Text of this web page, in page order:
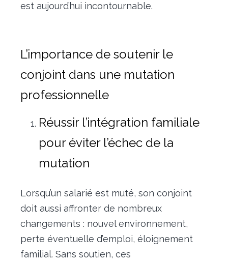
est aujourd’hui incontournable.
L’importance de soutenir le
conjoint dans une mutation
professionnelle
Réussir l’intégration familiale
pour éviter l’échec de la
mutation
Lorsqu’un salarié est muté, son conjoint
doit aussi affronter de nombreux
changements : nouvel environnement,
perte éventuelle d’emploi, éloignement
familial. Sans soutien, ces